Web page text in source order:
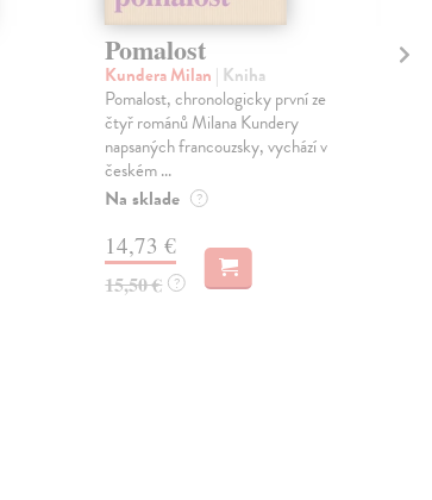
Pomalost
Kundera Milan | Kniha
Pomalost, chronologicky první ze
čtyř románů Milana Kundery
napsaných francouzsky, vychází v
českém ...
Na sklade ?
14,73 €
15,50 € ?